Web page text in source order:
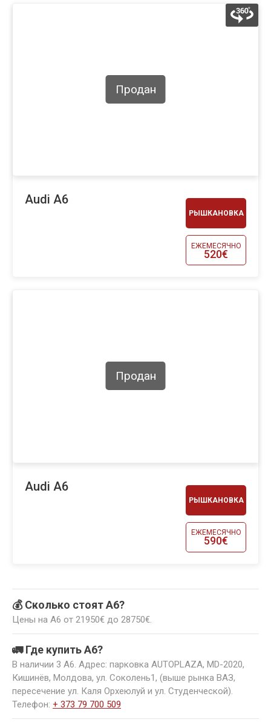
РЫШКАНОВКА
ЕЖЕМЕСЯЧНО
520€
Продан
Audi A6
РЫШКАНОВКА
ЕЖЕМЕСЯЧНО
590€
Продан
Audi A6
💰 Сколько стоят A6?
Цены на A6 от 21950€ до 28750€.
🚛 Где купить A6?
В наличии 3 A6. Адрес: парковка AUTOPLAZA, MD-2020,
Кишинёв, Молдова, ул. Соколень1, (выше рынка ВАЗ,
пересечение ул. Каля Орхеюлуй и ул. Студенческой).
Телефон: + 373 79 700 509